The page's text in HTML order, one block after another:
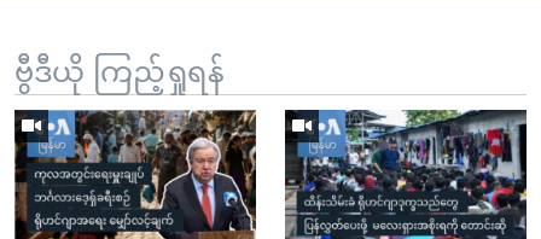
ဗွီဒီယို ကြည့်ရှုရန်